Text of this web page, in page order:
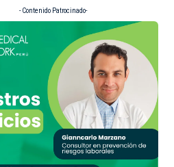
- Contenido Patrocinado-